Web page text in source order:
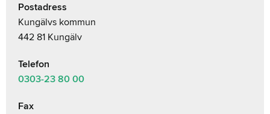
Postadress
Kungälvs kommun
442 81 Kungälv
Telefon
0303-23 80 00
Fax